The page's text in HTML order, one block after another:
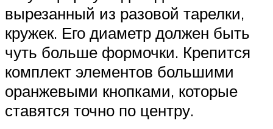
вырезанный из разовой тарелки,
кружек. Его диаметр должен быть
чуть больше формочки. Крепится
комплект элементов большими
оранжевыми кнопками, которые
ставятся точно по центру.